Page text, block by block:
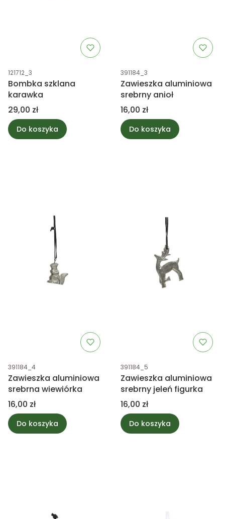
Kod produktu
121712_3
Bombka szklana
karawka
Cena
29,00 zł
Do koszyka
Kod produktu
391184_3
Zawieszka aluminiowa
srebrny anioł
Cena
16,00 zł
Do koszyka
Kod produktu
391184_4
Zawieszka aluminiowa
srebrna wiewiórka
Cena
16,00 zł
Do koszyka
Kod produktu
391184_5
Zawieszka aluminiowa
srebrny jeleń figurka
Cena
16,00 zł
Do koszyka